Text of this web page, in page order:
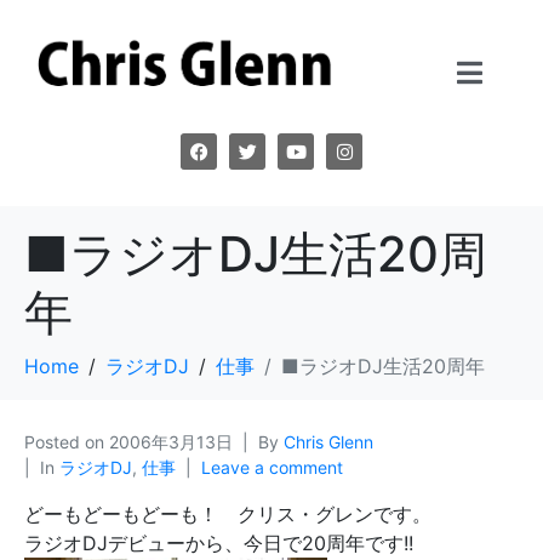
■ラジオDJ生活20周
年
Home ラジオDJ 仕事 ■ラジオDJ生活20周年
Posted on 2006年3月13日 By Chris Glenn
In ラジオDJ, 仕事 Leave a comment
どーもどーもどーも！ クリス・グレンです。
ラジオDJデビューから、今日で20周年です!!